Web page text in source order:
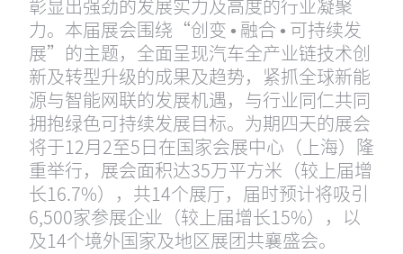
彰显出强劲的发展实力及高度的行业凝聚
力。本届展会围绕“创变 • 融合 • 可持续发
展”的主题，全面呈现汽车全产业链技术创
新及转型升级的成果及趋势，紧抓全球新能
源与智能网联的发展机遇，与行业同仁共同
拥抱绿色可持续发展目标。为期四天的展会
将于12月2至5日在国家会展中心（上海）隆
重举行，展会面积达35万平方米（较上届增
长16.7%），共14个展厅，届时预计将吸引
6,500家参展企业（较上届增长15%），以
及14个境外国家及地区展团共襄盛会。